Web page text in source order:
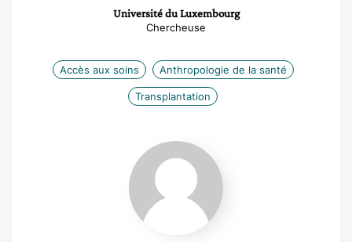
Université du Luxembourg
Chercheuse
Accès aux soins Anthropologie de la santé
Transplantation
Lauriane
Dos
Santos